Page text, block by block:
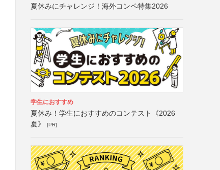
夏休みにチャレンジ！海外コンペ特集2026
学生におすすめ
夏休み！学生におすすめのコンテスト《2026
夏》
[PR]